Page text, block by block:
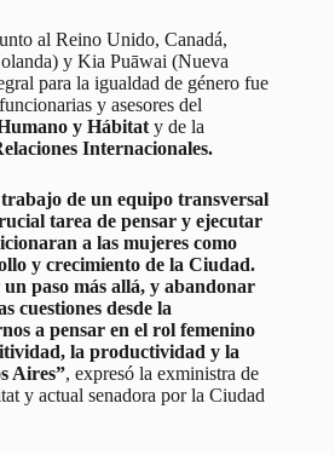
al Reino Unido, Canadá,
y Kia Puāwai (Nueva
para la igualdad de género fue
y asesores del
y Hábitat y de la
Internacionales.
de un equipo transversal
tarea de pensar y ejecutar
a las mujeres como
y crecimiento de la Ciudad.
paso más allá, y abandonar
cuestiones desde la
a pensar en el rol femenino
la productividad y la
Aires”, expresó la exministra de
y actual senadora por la Ciudad